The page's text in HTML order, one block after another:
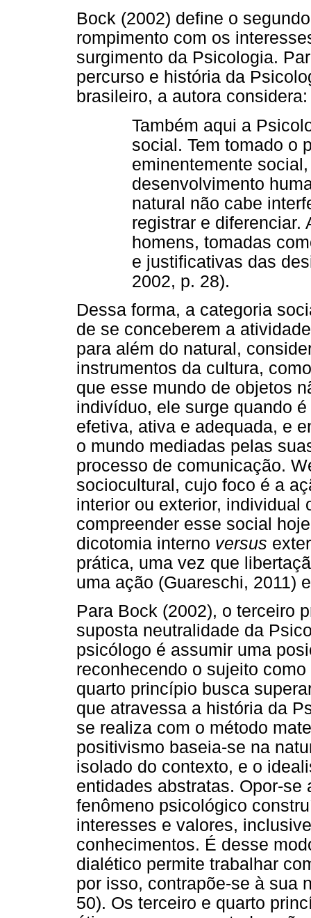
Bock (2002) define o
rompimento com os
surgimento da Psicologia.
percurso e história da
brasileiro, a autora considera:
Também aqui a
social. Tem tomado o
eminentemente
desenvolvimento
natural não cabe
registrar e diferenciar.
homens, tomadas
e justificativas das
2002, p. 28).
Dessa forma, a categoria
de se conceberem a
para além do natural,
instrumentos da cultura,
que esse mundo de objetos
indivíduo, ele surge quando
efetiva, ativa e adequada, e
o mundo mediadas pelas
processo de comunicação.
sociocultural, cujo foco é a
interior ou exterior, individual
compreender esse social
dicotomia interno versus
prática, uma vez que
uma ação (Guareschi, 2011)
Para Bock (2002), o terceiro
suposta neutralidade da
psicólogo é assumir uma
reconhecendo o sujeito
quarto princípio busca
que atravessa a história da
se realiza com o método
positivismo baseia-se na
isolado do contexto, e o
entidades abstratas. Opor-
fenômeno psicológico
interesses e valores,
conhecimentos. É desse
dialético permite trabalhar
por isso, contrapõe-se à sua
50). Os terceiro e quarto